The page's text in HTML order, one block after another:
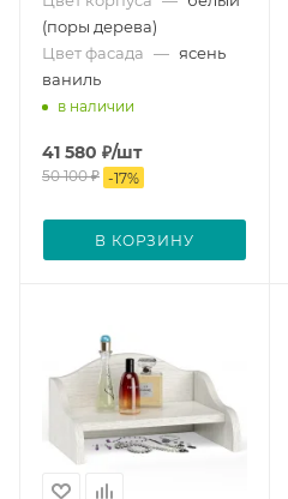
(поры дерева)
Цвет фасада — ясень
ваниль
в наличии
41 580 ₽/шт
50 100₽ -17%
В КОРЗИНУ